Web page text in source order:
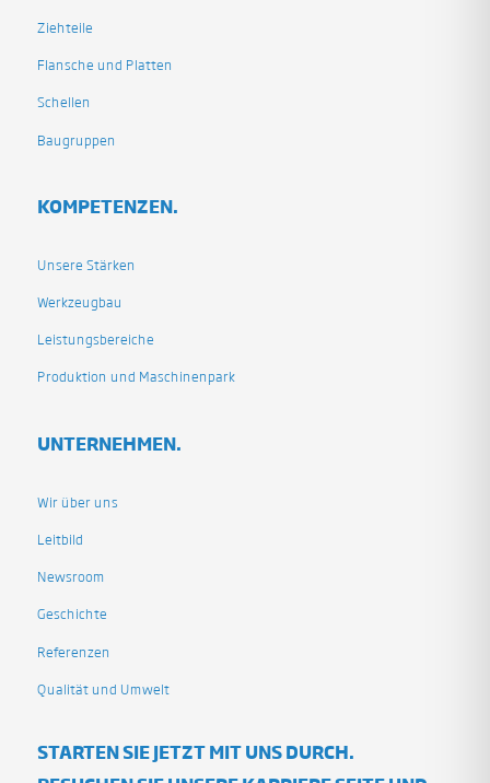
Ziehteile
Flansche und Platten
Schellen
Baugruppen
KOMPETENZEN.
Unsere Stärken
Werkzeugbau
Leistungsbereiche
Produktion und Maschinenpark
UNTERNEHMEN.
Wir über uns
Leitbild
Newsroom
Geschichte
Referenzen
Qualität und Umwelt
STARTEN SIE JETZT MIT UNS DURCH.